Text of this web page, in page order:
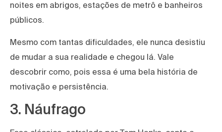
noites em abrigos, estações de metrô e banheiros
públicos.
Mesmo com tantas dificuldades, ele nunca desistiu
de mudar a sua realidade e chegou lá. Vale
descobrir como, pois essa é uma bela história de
motivação e persistência.
3. Náufrago